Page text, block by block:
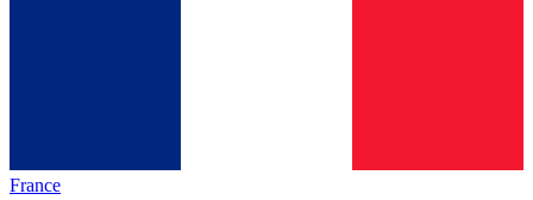
France